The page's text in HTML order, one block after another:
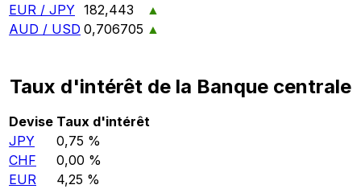
EUR / JPY 182,443
▲
AUD / USD 0,706705 ▲
Taux d'intérêt de la Banque centrale
Devise Taux d'intérêt
JPY
0,75 %
CHF
0,00 %
EUR
4,25 %